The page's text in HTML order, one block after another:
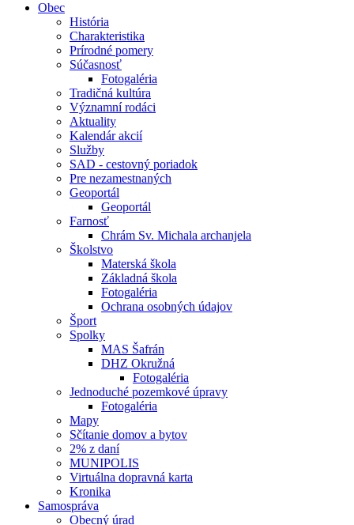
Obec
História
Charakteristika
Prírodné pomery
Súčasnosť
Fotogaléria
Tradičná kultúra
Významní rodáci
Aktuality
Kalendár akcií
Služby
SAD - cestovný poriadok
Pre nezamestnaných
Geoportál
Geoportál
Farnosť
Chrám Sv. Michala archanjela
Školstvo
Materská škola
Základná škola
Fotogaléria
Ochrana osobných údajov
Šport
Spolky
MAS Šafrán
DHZ Okružná
Fotogaléria
Jednoduché pozemkové úpravy
Fotogaléria
Mapy
Sčítanie domov a bytov
2% z daní
MUNIPOLIS
Virtuálna dopravná karta
Kronika
Samospráva
Obecný úrad